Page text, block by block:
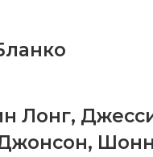
Лонг,
,